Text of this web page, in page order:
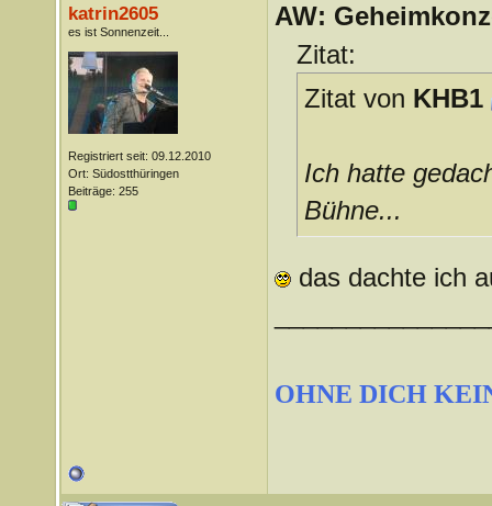
katrin2605
es ist Sonnenzeit...
Registriert seit: 09.12.2010
Ort: Südostthüringen
Beiträge: 255
AW:
Zitat:
Zitat von KHB1
Ich hatte
Bühne...
das dachte ich
OHNE DICH